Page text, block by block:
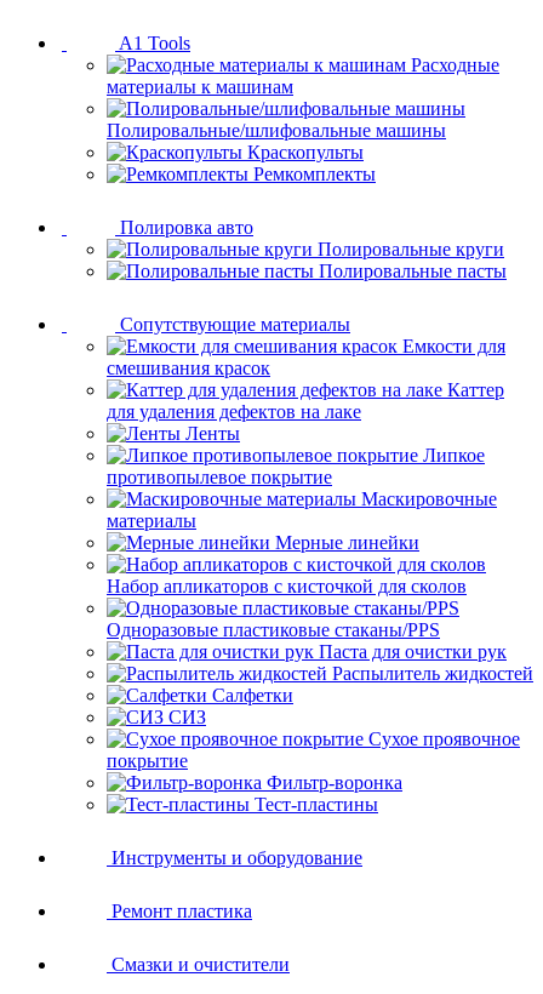
A1 Tools
Расходные
материалы к машинам
Полировальные/шлифовальные машины
Краскопульты
Ремкомплекты
Полировка авто
Полировальные круги
Полировальные пасты
Сопутствующие материалы
Емкости для
смешивания красок
Каттер
для удаления дефектов на лаке
Ленты
Липкое
противопылевое покрытие
Маскировочные
материалы
Мерные линейки
Набор апликаторов с кисточкой для сколов
Одноразовые пластиковые стаканы/PPS
Паста для очистки рук
Распылитель жидкостей
Салфетки
СИЗ
Сухое проявочное
покрытие
Фильтр-воронка
Тест-пластины
Инструменты и оборудование
Ремонт пластика
Смазки и очистители